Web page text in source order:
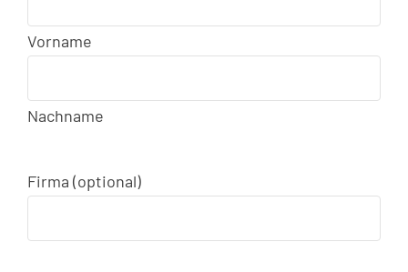
Vorname
Nachname
Firma (optional)